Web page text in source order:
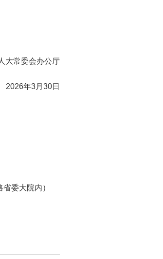
大常委会办公厅
2026年3月30日
委大院内）